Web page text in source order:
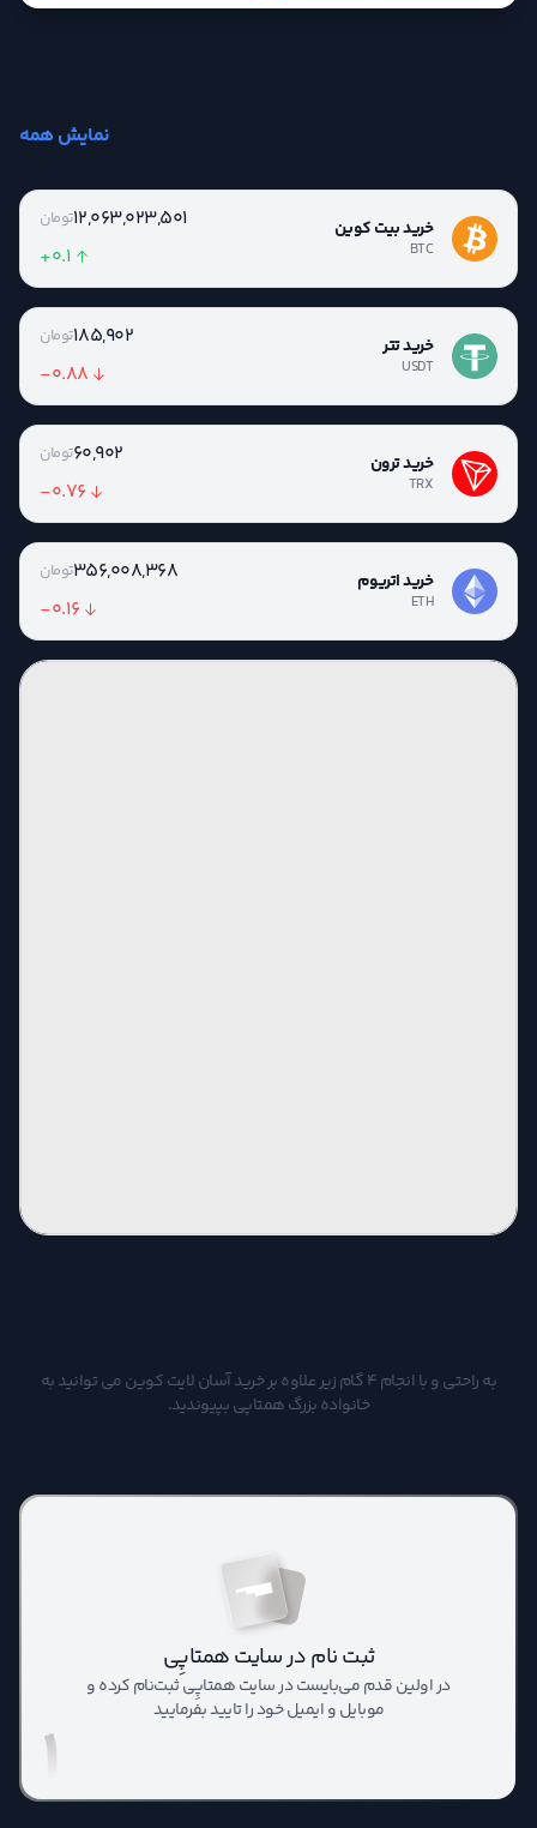
نمایش همه
خرید بیت کوین
BTC
12,063,023,501تومان
+0.1
خرید تتر
USDT
185,902تومان
-0.88
خرید ترون
TRX
60,902تومان
-0.76
خرید اتریوم
ETH
356,008,368تومان
-0.16
به راحتی و با انجام 4 گام زیر علاوه بر خرید آسان لایت کوین می توانید به
خانواده بزرگ همتاپی بپیوندید.
1
ثبت‌ نام در سایت همتاپِی
در اولین قدم می‌‎بایست در سایت همتاپِی ثبت‌نام کرده و
موبایل و ایمیل خود را تایید بفرمایید